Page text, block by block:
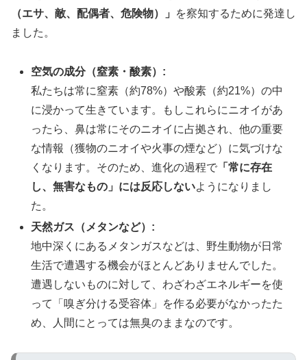
（エサ、敵、配偶者、危険物）」
を察知するために発達し
ました。
空気の成分（窒素・酸素）:
私たちは常に窒素（約78%）や酸素（約21%）の中
に浸かって生きています。もしこれらにニオイがあ
ったら、鼻は常にそのニオイに占拠され、他の重要
な情報（獲物のニオイや火事の煙など）に気づけな
くなります。そのため、進化の過程で 「常に存在
し、無害なもの」には反応しないようになりまし
た。
天然ガス（メタンなど）:
地中深くにあるメタンガスなどは、野生動物が日常
生活で遭遇する機会がほとんどありませんでした。
遭遇しないものに対して、わざわざエネルギーを使
って「嗅ぎ分ける受容体」を作る必要がなかったた
め、人間にとっては無臭のままなのです。